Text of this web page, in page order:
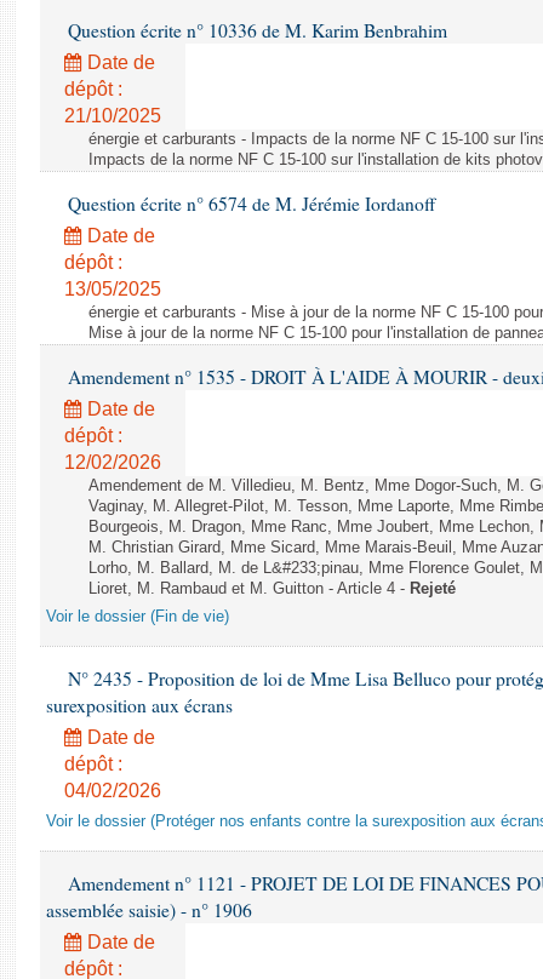
Question écrite n° 10336 de M. Karim Benbrahim
Date de
dépôt :
21/10/2025
énergie et carburants - Impacts de la norme NF C 15-100 sur
Impacts de la norme NF C 15-100 sur l'installation de kits
Question écrite n° 6574 de M. Jérémie Iordanoff
Date de
dépôt :
13/05/2025
énergie et carburants - Mise à jour de la norme NF C 15-100
Mise à jour de la norme NF C 15-100 pour l'installation de
Amendement n° 1535 - DROIT À L'AIDE À MOURIR -
Date de
dépôt :
12/02/2026
Amendement de M. Villedieu, M. Bentz, Mme Dogor-Such, M.
Vaginay, M. Allegret-Pilot, M. Tesson, Mme Laporte, Mme
Bourgeois, M. Dragon, Mme Ranc, Mme Joubert, Mme
M. Christian Girard, Mme Sicard, Mme Marais-Beuil, Mme
Lorho, M. Ballard, M. de L&#233;pinau, Mme Florence Goulet,
Lioret, M. Rambaud et M. Guitton - Article 4 - Rejeté
Voir le dossier (Fin de vie)
N° 2435 - Proposition de loi de Mme Lisa Belluco pour
surexposition aux écrans
Date de
dépôt :
04/02/2026
Voir le dossier (Protéger nos enfants contre la surexposition aux
Amendement n° 1121 - PROJET DE LOI DE FINANCES
assemblée saisie) - n° 1906
Date de
dépôt :